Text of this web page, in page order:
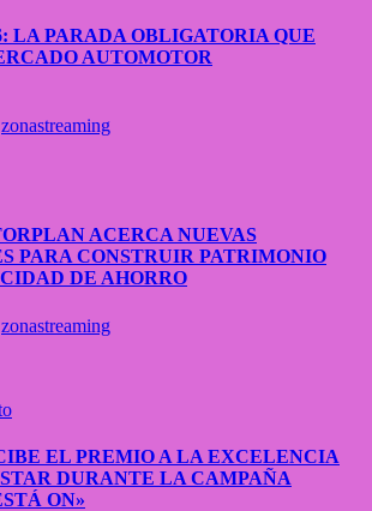
LA PARADA OBLIGATORIA QUE
AUTOMOTOR
zonastreaming
ACERCA NUEVAS
PARA CONSTRUIR PATRIMONIO
DE AHORRO
zonastreaming
EL PREMIO A LA EXCELENCIA
DURANTE LA CAMPAÑA
ON»